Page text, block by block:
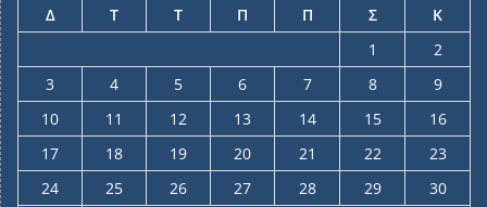
Δ
Τ Τ Π Π Σ
Κ
1
2
3
4 5 6 7 8
9
10
11 12 13 14 15
16
17
18 19 20 21 22
23
24
25 26 27 28 29
30